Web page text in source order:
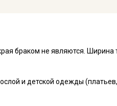
браком не являются. Ширина
и детской одежды
в пэчворке, квилтинге,